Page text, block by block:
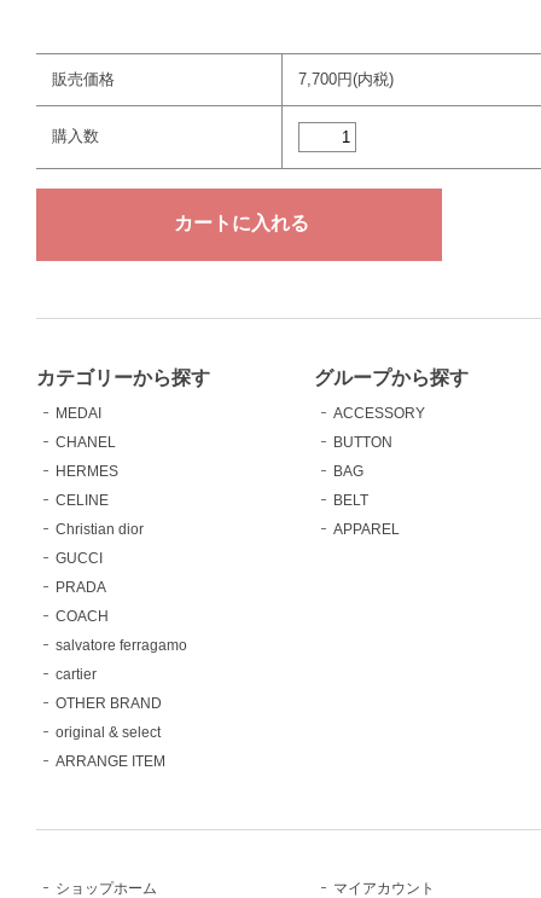
販売価格 7,700円(内税)
購入数
カテゴリーから探す
MEDAI
CHANEL
HERMES
CELINE
Christian dior
GUCCI
PRADA
COACH
salvatore ferragamo
cartier
OTHER BRAND
original & select
ARRANGE ITEM
グループから探す
ACCESSORY
BUTTON
BAG
BELT
APPAREL
ショップホーム
マイアカウント